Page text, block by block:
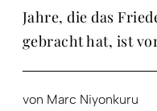
Jahre, die das
gebracht hat, ist
von Marc Niyonkuru